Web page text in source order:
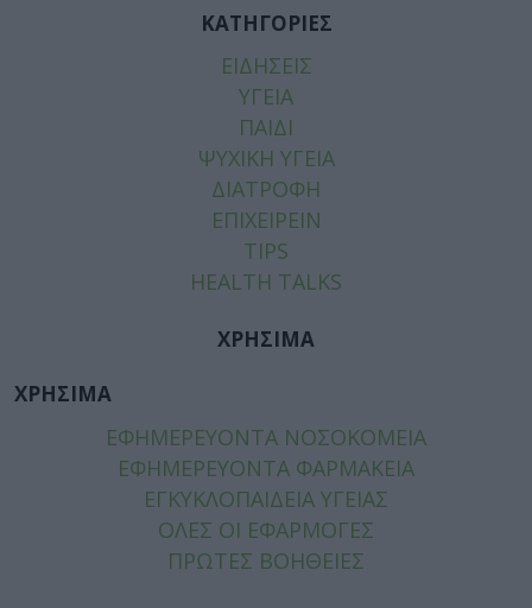
ΚΑΤΗΓΟΡΙΕΣ
ΕΙΔΗΣΕΙΣ
ΥΓΕΙΑ
ΠΑΙΔΙ
ΨΥΧΙΚΗ ΥΓΕΙΑ
ΔΙΑΤΡΟΦΗ
ΕΠΙΧΕΙΡΕΙΝ
TIPS
HEALTH TALKS
ΧΡΗΣΙΜΑ
ΧΡΗΣΙΜΑ
ΕΦΗΜΕΡΕΥΟΝΤΑ ΝΟΣΟΚΟΜΕΙΑ
ΕΦΗΜΕΡΕΥΟΝΤΑ ΦΑΡΜΑΚΕΙΑ
ΕΓΚΥΚΛΟΠΑΙΔΕΙΑ ΥΓΕΙΑΣ
ΟΛΕΣ ΟΙ ΕΦΑΡΜΟΓΕΣ
ΠΡΩΤΕΣ ΒΟΗΘΕΙΕΣ